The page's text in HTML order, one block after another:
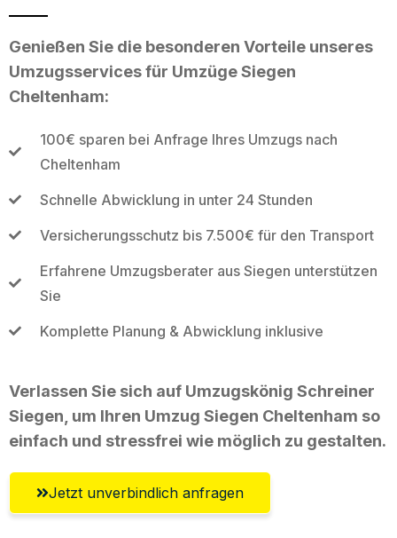
Genießen Sie die besonderen Vorteile unseres
Umzugsservices für Umzüge Siegen
Cheltenham:
100€ sparen bei Anfrage Ihres Umzugs nach
Cheltenham
Schnelle Abwicklung in unter 24 Stunden
Versicherungsschutz bis 7.500€ für den Transport
Erfahrene Umzugsberater aus Siegen unterstützen
Sie
Komplette Planung & Abwicklung inklusive
Verlassen Sie sich auf Umzugskönig Schreiner
Siegen, um Ihren Umzug Siegen Cheltenham so
einfach und stressfrei wie möglich zu gestalten.
Jetzt unverbindlich anfragen